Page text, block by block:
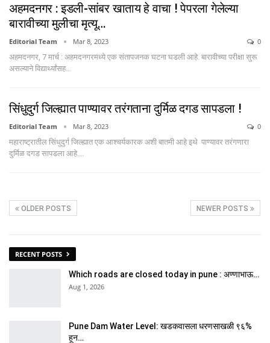
अहमदनगर : इडली-सांबर खाताय हे वाचा ! पेपरला गेलेल्या
बारावीच्या मुलीचा मृत्यू…
Editorial Team Mar 8, 2023
0
अहमदनगर, 7 मार्च : अहमदनगरमध्ये एक संतापजनक घटना घडली आहे. बारावीच्या परीक्षा सुरू
असल्याने विद्यार्थ्यांसह…
सिंधुदुर्ग जिल्ह्यात पाण्यावर तरंगताना दुर्मिळ दगड सापडला !
Editorial Team Mar 8, 2023
0
महाराष्ट्रातील सिंधुदुर्ग जिल्ह्यात एक आश्चर्यकारक अशी बातमी आहे इथे पाण्यावर तरंगणारा
दुर्मिळ दगड सापडला आहे.…
OLDER POSTS NEWER POSTS
RECENT POSTS
Which roads are closed today in pune : अण्णाभाऊ…
Aug 1, 2026
Pune Dam Water Level: खडकवासला धरणसाखळी ९६%
हून…